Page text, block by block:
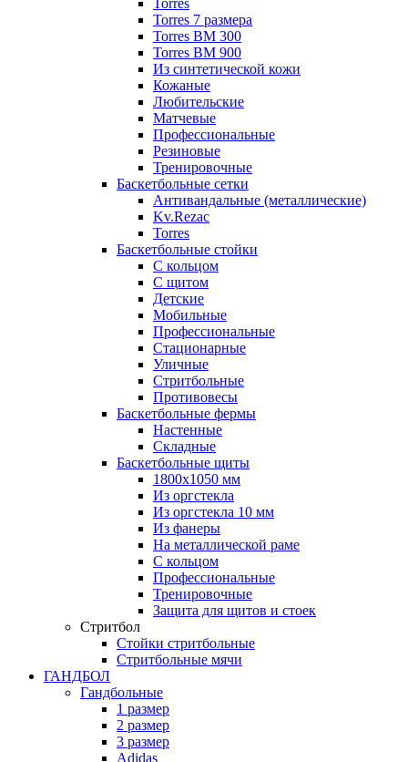
Torres
Torres 7 размера
Torres BM 300
Torres BM 900
Из синтетической кожи
Кожаные
Любительские
Матчевые
Профессиональные
Резиновые
Тренировочные
Баскетбольные сетки
Антивандальные (металлические)
Kv.Rezac
Torres
Баскетбольные стойки
С кольцом
С щитом
Детские
Мобильные
Профессиональные
Стационарные
Уличные
Стритбольные
Противовесы
Баскетбольные фермы
Настенные
Складные
Баскетбольные щиты
1800х1050 мм
Из оргстекла
Из оргстекла 10 мм
Из фанеры
На металлической раме
С кольцом
Профессиональные
Тренировочные
Защита для щитов и стоек
Стритбол
Стойки стритбольные
Стритбольные мячи
ГАНДБОЛ
Гандбольные
1 размер
2 размер
3 размер
Adidas